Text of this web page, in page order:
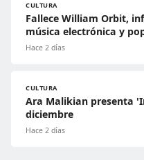
CULTURA
Fallece William Orbit,
música electrónica y
Hace 2 días
CULTURA
Ara Malikian presenta
diciembre
Hace 2 días